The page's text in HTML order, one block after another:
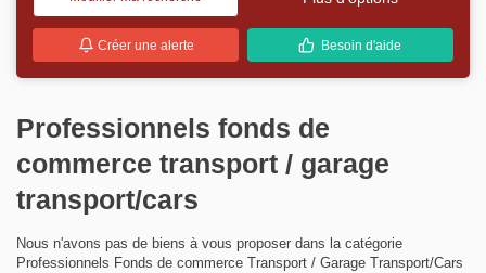
Expertise
Nos métiers
L'agence
Contact
Extranet
Créer une alerte Besoin d'aide
Professionnels fonds de
commerce transport / garage
transport/cars
Nous n'avons pas de biens à vous proposer dans la catégorie
Professionnels Fonds de commerce Transport / Garage